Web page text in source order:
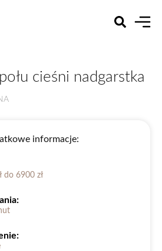
cieśni nadgarstka
informacje:
do 6900 zł